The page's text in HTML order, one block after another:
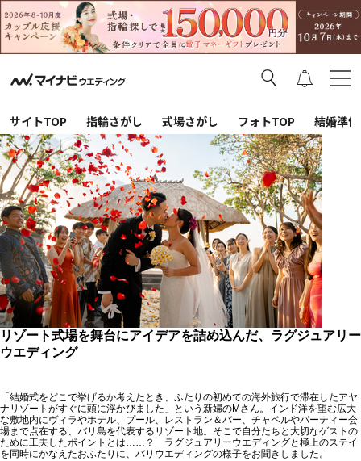
サイトTOP 指輪さがし 式場さがし フォトTOP 結婚準
リゾート式場を舞台にアイデアを詰め込んだ、ラグジュアリー
ウエディング
「結婚式をどこで挙げるか考えたとき、ふたりの初めての海外旅行で滞在したアヤ
ナリゾートがすぐに頭に浮かびました」という新婦のMさん。インド洋を望む広大
な敷地内にヴィラやホテル、プール、レストラン＆バー、チャペルやパーティー会
場まで点在する、バリ島を代表するリゾート地。そこで自分たちと大切なゲストの
ために工夫したポイントとは……？ ラグジュアリーウエディングと極上のステイ
を同時にかなえたおふたりに、バリウエディングの様子をお聞きしました。